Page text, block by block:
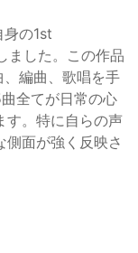
の1st
ました。この作品
編曲、歌唱を手
全てが日常の心
す。特に自らの声
側面が強く反映さ